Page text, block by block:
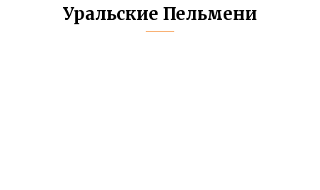
Уральские Пельмени